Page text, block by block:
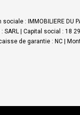
: IMMOBILIERE
| Capital social : 18
de garantie : NC |